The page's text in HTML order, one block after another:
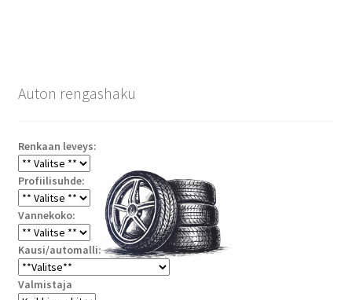
Auton rengashaku
Renkaan leveys:
Profiilisuhde:
Vannekoko:
Kausi/automalli:
Valmistaja